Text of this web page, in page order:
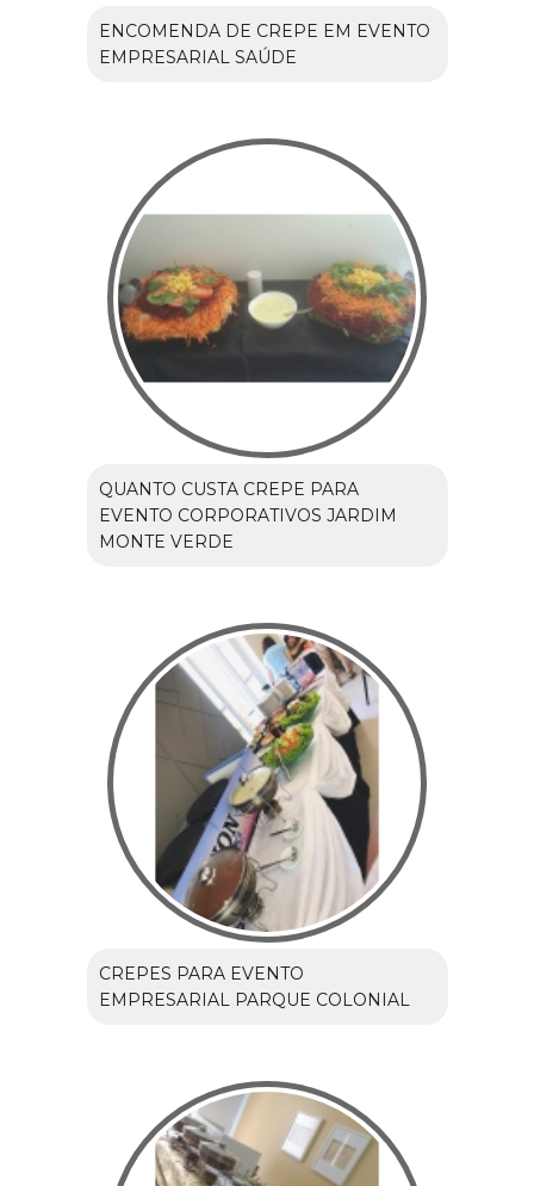
ENCOMENDA DE CREPE EM EVENTO
EMPRESARIAL SAÚDE
QUANTO CUSTA CREPE PARA
EVENTO CORPORATIVOS JARDIM
MONTE VERDE
CREPES PARA EVENTO
EMPRESARIAL PARQUE COLONIAL